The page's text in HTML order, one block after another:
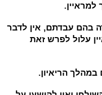
למראיין.
בהם עבדתם, אין לדבר
עלול לפרש זאת
במהלך הריאיון.